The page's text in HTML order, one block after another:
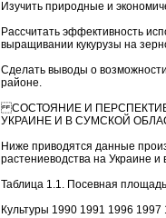
Изучить природные и
Рассчитать эффективность
выращивании кукурузы на
Сделать выводы о
районе.
СОСТОЯНИЕ И
УКРАИНЕ И В СУМСКОЙ
Ниже приводятся данные
растениеводства на Украине и
Таблица 1.1. Посевная
Культуры 1990 1991 1996 1997